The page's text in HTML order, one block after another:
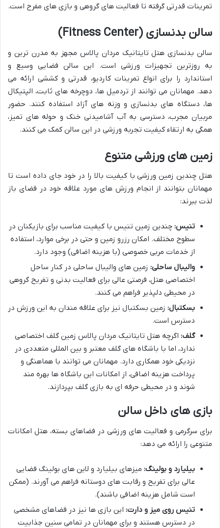
تمرینات قدرتی گرفته تا فعالیت های گروهی و بازی های مفرح است.
سالن بدنسازی (Fitness Center)
سالن بدنسازی هتل تایتانیک مردان پالاس مجهز به مدرن ترین و
به روزترین تجهیزات ورزشی است. این سالن فضایی وسیع و
استاندارد را برای انواع تمرینات کاردیو، قدرتی و کششی ارائه می
دهد. مهمانان می توانند از تردمیل ها، دوچرخه های ثابت، الپتیکال
ها، دستگاه های بدنسازی و وزنه های آزاد استفاده کنند. حضور
مربیان مجرب، دسترسی به آب آشامیدنی خنک و حوله های تمیز،
همگی به ارتقاء کیفیت تجربه ورزشی در این سالن کمک می کنند.
زمین های ورزشی متنوع
هتل چندین زمین ورزشی با کیفیت بالا را در خود جای داده است تا
مهمانان بتوانند از انجام ورزش های مورد علاقه خود در فضای باز
لذت ببرند:
تنیس: چندین زمین تنیس با کیفیت مناسب برای بازیکنان در
سطوح مختلف. امکان رزرو زمین و حتی در برخی موارد، استفاده
از خدمات مربی خصوصی (با هزینه اضافی) وجود دارد.
والیبال ساحلی: زمین های والیبال ساحلی در کنار ساحل
اختصاصی هتل، فرصتی عالی برای فعالیت بدنی و تفریح گروهی
در محیطی دلپذیر فراهم می کنند.
بسکتبال: زمین بسکتبال نیز برای علاقه مندان به این ورزش در
دسترس است.
گلف: اگرچه هتل تایتانیک مردان پالاس زمین گلف اختصاصی
ندارد، اما با باشگاه های گلف معتبر و بین المللی متعددی در
نزدیکی خود همکاری دارد. مهمانان می توانند با هماهنگی و
پرداخت هزینه اضافی، از امکانات این باشگاه ها بهره مند
شوند و در محیطی حرفه ای به بازی گلف بپردازند.
بازی های داخل سالن
برای سرگرمی و فعالیت های ورزشی در فضاهای بسته، هتل امکانات
متنوعی را ارائه می دهد:
بیلیارد و بولینگ: میزهای بیلیارد و لاین های بولینگ فضایی
عالی برای تفریح و رقابت های دوستانه فراهم می آورند. (ممکن
است شامل هزینه اضافی باشند).
تنیس روی میز و دارت: این بازی ها نیز در فضاهای مشخصی
در دسترس هستند و برای مهمانان در تمامی سنین جذابیت